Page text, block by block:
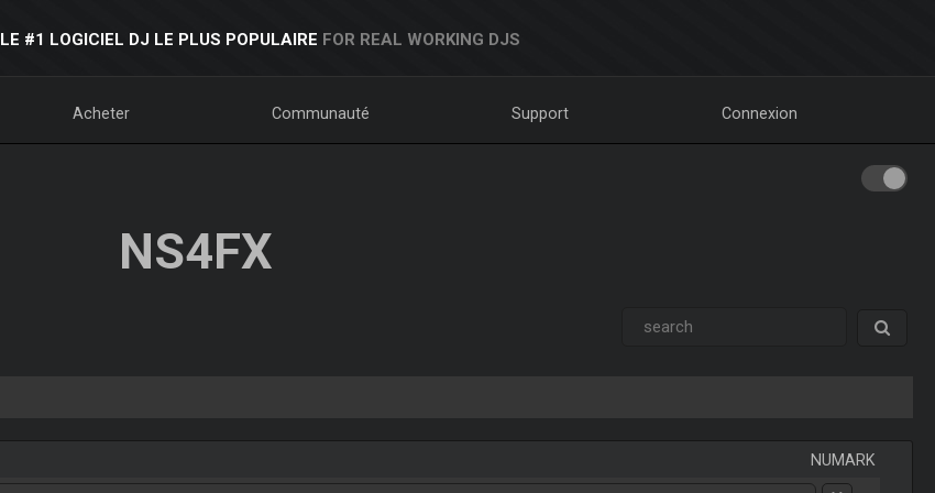
LE #1 LOGICIEL DJ LE PLUS POPULAIRE FOR REAL WORKING DJS
Acheter Communauté Support Connexion
NS4FX
NUMARK